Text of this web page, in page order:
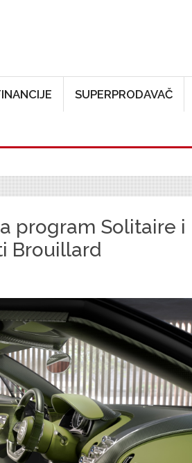
SUPERPRODAVAČ
program Solitaire i
Brouillard